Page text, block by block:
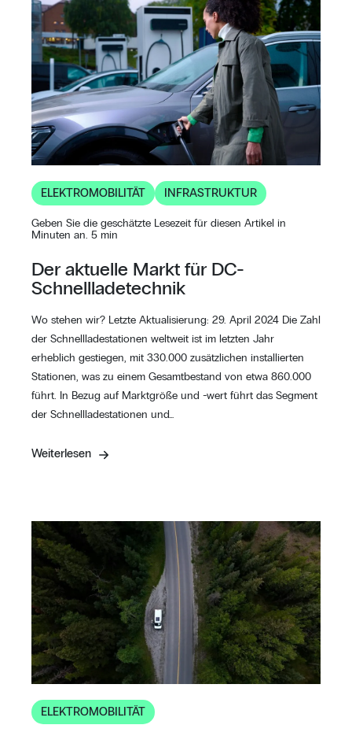
ELEKTROMOBILITÄT INFRASTRUKTUR
Geben Sie die geschätzte Lesezeit für diesen Artikel in
Minuten an. 5 min
Der aktuelle Markt für DC-
Schnellladetechnik
Wo stehen wir? Letzte Aktualisierung: 29. April 2024 Die Zahl
der Schnellladestationen weltweit ist im letzten Jahr
erheblich gestiegen, mit 330.000 zusätzlichen installierten
Stationen, was zu einem Gesamtbestand von etwa 860.000
führt. In Bezug auf Marktgröße und -wert führt das Segment
der Schnellladestationen und…
Weiterlesen
ELEKTROMOBILITÄT